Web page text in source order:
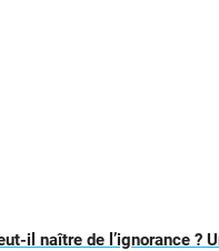
il naître de l’ignorance ?